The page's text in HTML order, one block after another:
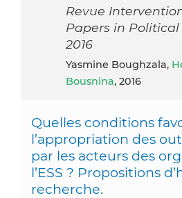
Revue
Papers in Political
2016
Yasmine Boughzala,
Bousnina, 2016
Quelles conditions
l’appropriation des
par les acteurs des
l’ESS ? Propositions
recherche.